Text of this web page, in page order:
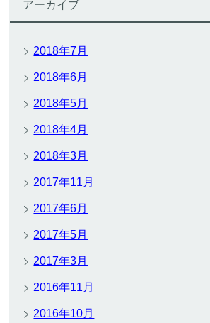
アーカイブ
2018年7月
2018年6月
2018年5月
2018年4月
2018年3月
2017年11月
2017年6月
2017年5月
2017年3月
2016年11月
2016年10月